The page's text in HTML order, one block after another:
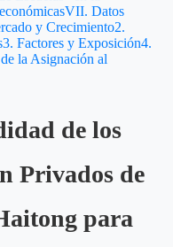
VII. Datos
y Crecimiento2.
3. Factores y Exposición4.
la Asignación al
de los
Privados de
para